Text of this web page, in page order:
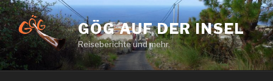
Zum
Inhalt
springen
GÖG AUF DER INSEL
Reiseberichte und mehr.